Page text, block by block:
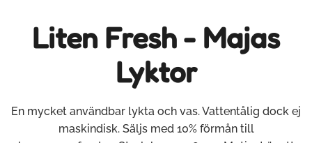
Liten Fresh - Majas
Lyktor
En mycket användbar lykta och vas. Vattentålig dock ej
maskindisk. Säljs med 10% förmån till